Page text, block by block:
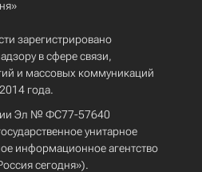
зарегистрировано
в сфере связи,
и массовых коммуникаций
года.
Эл № ФС77-57640
унитарное
информационное агентство
сегодня»).